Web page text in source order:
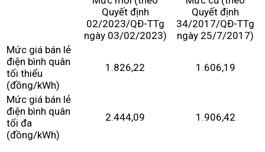
Quyết định
02/2023/QĐ-TTg
ngày 03/02/2023)
Quyết định
34/2017/QĐ-TTg
ngày 25/7/2017)
Mức giá bán lẻ
điện bình quân
tối thiểu
(đồng/kWh)
1.826,22 1.606,19
Mức giá bán lẻ
điện bình quân
tối đa
(đồng/kWh)
2.444,09 1.906,42